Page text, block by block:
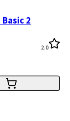
2
2.0